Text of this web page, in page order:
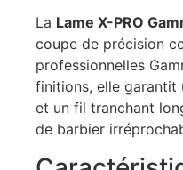
La Lame X-PRO
coupe de précision
professionnelles
finitions, elle garantit
et un fil tranchant
de barbier